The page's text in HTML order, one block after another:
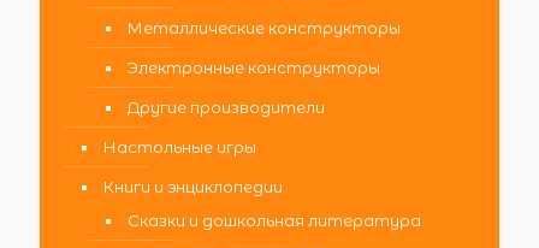
Металлические конструкторы
Электронные конструкторы
Другие производители
Настольные игры
Книги и энциклопедии
Сказки и дошкольная литература